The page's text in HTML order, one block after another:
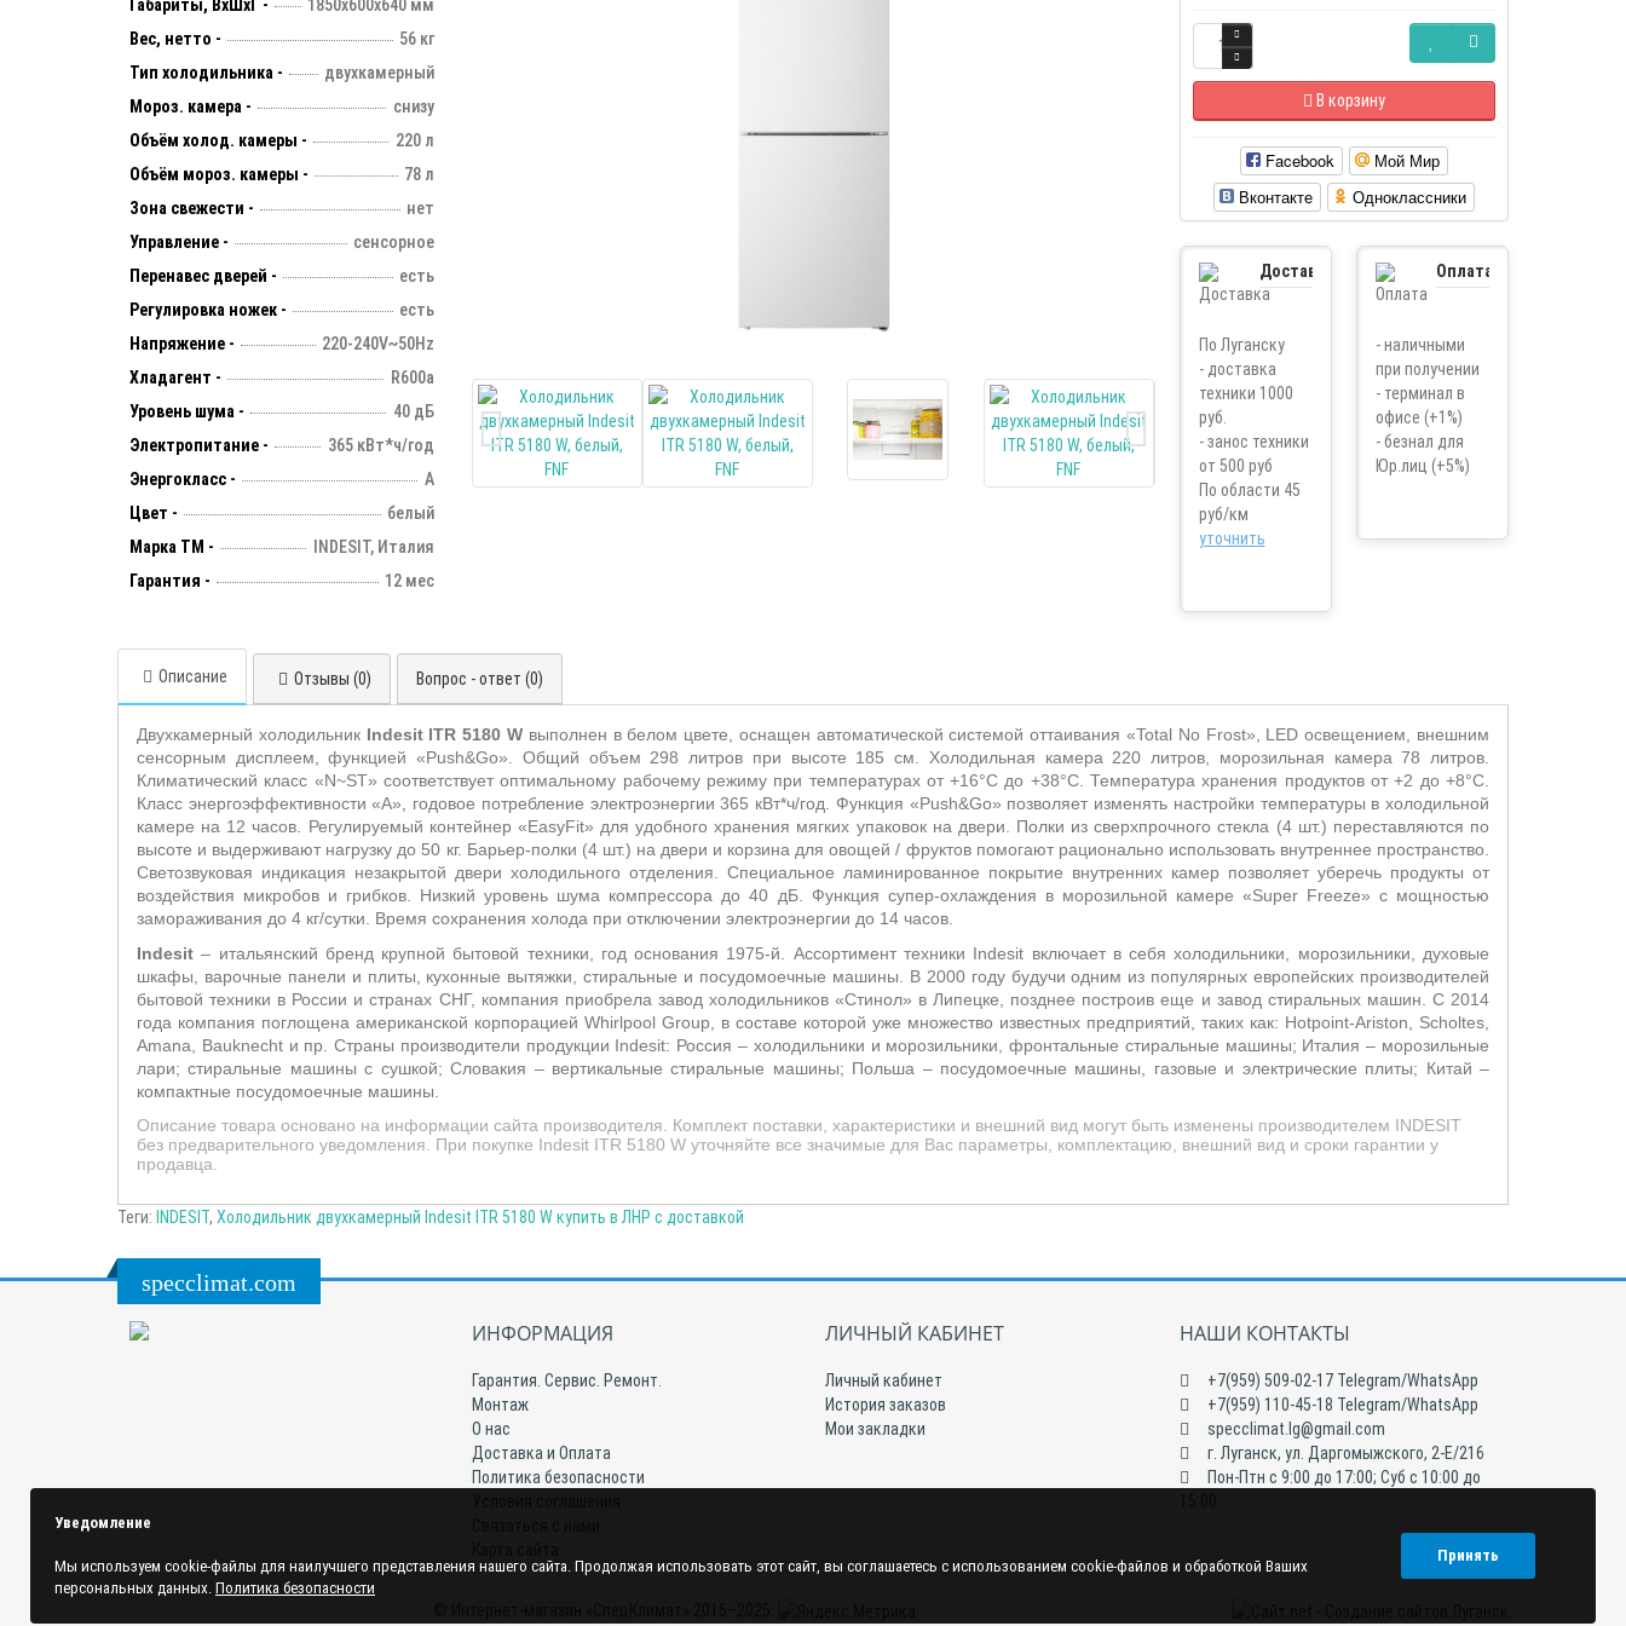
Габариты, ВхШхГ -
1850х600х640 мм
Вес, нетто -
56 кг
Тип холодильника -
двухкамерный
Мороз. камера -
снизу
Объём холод. камеры -
220 л
Объём мороз. камеры -
78 л
Зона свежести -
нет
Управление -
сенсорное
Перенавес дверей -
есть
Регулировка ножек -
есть
Напряжение -
220-240V~50Hz
Хладагент -
R600а
Уровень шума -
40 дБ
Электропитание -
365 кВт*ч/год
Энергокласс -
А
Цвет -
белый
Марка ТМ -
INDESIT, Италия
Гарантия -
12 мес
В корзину
Facebook
Мой Мир
Вконтакте
Одноклассники
Доставка
По Луганску
- доставка
техники 1000
руб.
- занос техники
от 500 руб
По области 45
руб/км
уточнить
Оплата
- наличными
при получении
- терминал в
офисе (+1%)
- безнал для
Юр.лиц (+5%)
Описание Отзывы (0) Вопрос - ответ (0)
Двухкамерный холодильник Indesit ITR 5180 Wвыполнен в белом цвете, оснащен автоматической системой оттаивания «Total No Frost», LED освещением, внешним
сенсорным дисплеем, функцией «Push&Go». Общий объем 298 литров при высоте 185 см. Холодильная камера 220 литров, морозильная камера 78 литров.
Климатический класс «N~ST» соответствует оптимальному рабочему режиму при температурах от +16°С до +38°С. Температура хранения продуктов от +2 до +8°С.
Класс энергоэффективности «А», годовое потребление электроэнергии 365 кВт*ч/год. Функция «Push&Go» позволяет изменять настройки температуры в холодильной
камере на 12 часов. Регулируемый контейнер «EasyFit» для удобного хранения мягких упаковок на двери. Полки из сверхпрочного стекла (4 шт.) переставляются по
высоте и выдерживают нагрузку до 50 кг. Барьер-полки (4 шт.) на двери и корзина для овощей / фруктов помогают рационально использовать внутреннее пространство.
Светозвуковая индикация незакрытой двери холодильного отделения. Специальное ламинированное покрытие внутренних камер позволяет уберечь продукты от
воздействия микробов и грибков. Низкий уровень шума компрессора до 40 дБ. Функция супер-охлаждения в морозильной камере «Super Freeze» с мощностью
замораживания до 4 кг/сутки. Время сохранения холода при отключении электроэнергии до 14 часов.
Indesit – итальянский бренд крупной бытовой техники, год основания 1975-й. Ассортимент техники Indesit включает в себя холодильники, морозильники, духовые
шкафы, варочные панели и плиты, кухонные вытяжки, стиральные и посудомоечные машины. В 2000 году будучи одним из популярных европейских производителей
бытовой техники в России и странах СНГ, компания приобрела завод холодильников «Стинол» в Липецке, позднее построив еще и завод стиральных машин. С 2014
года компания поглощена американской корпорацией Whirlpool Group, в составе которой уже множество известных предприятий, таких как: Hotpoint-Ariston, Scholtes,
Amana, Bauknecht и пр. Страны производители продукции Indesit: Россия – холодильники и морозильники, фронтальные стиральные машины; Италия – морозильные
лари; стиральные машины с сушкой; Словакия – вертикальные стиральные машины; Польша – посудомоечные машины, газовые и электрические плиты; Китай –
компактные посудомоечные машины.
Описание товара основано на информации сайта производителя. Комплект поставки, характеристики и внешний вид могут быть изменены производителем INDESIT
без предварительного уведомления. При покупке Indesit ITR 5180 W уточняйте все значимые для Вас параметры, комплектацию, внешний вид и сроки гарантии у
продавца.
Теги: INDESIT, Холодильник двухкамерный Indesit ITR 5180 W купить в ЛНР с доставкой
specclimat.com
ИНФОРМАЦИЯ
Гарантия. Сервис. Ремонт.
Монтаж
О нас
Доставка и Оплата
Политика безопасности
ЛИЧНЫЙ КАБИНЕТ
Личный кабинет
История заказов
Мои закладки
НАШИ КОНТАКТЫ
+7(959) 509-02-17 Telegram/WhatsApp
+7(959) 110-45-18 Telegram/WhatsApp
specclimat.lg@gmail.com
г. Луганск, ул. Даргомыжского, 2-Е/216
Пон-Птн с 9:00 до 17:00; Суб с 10:00 до
Уведомление
Мы используем cookie-файлы для наилучшего представления нашего сайта. Продолжая использовать этот сайт, вы соглашаетесь с использованием cookie-файлов и обработкой Ваших
персональных данных. Политика безопасности
Принять